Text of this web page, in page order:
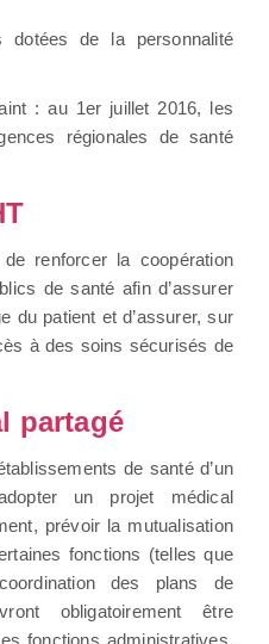
de la personnalité
: au 1er juillet 2016, les
régionales de santé
renforcer la coopération
de santé afin d’assurer
du patient et d’assurer, sur
à des soins sécurisés de
partagé
de santé d’un
un projet médical
prévoir la mutualisation
fonctions (telles que
des plans de
obligatoirement être
fonctions administratives,